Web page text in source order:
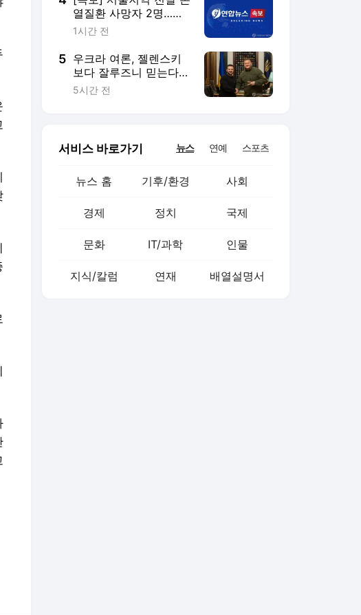
열질환 사망자 2명…올
해 최다
1시간 전
5 우크라 여론, 젤렌스키
보다 잘루즈니 믿는다…
대선 전망 안갯속
5시간 전
서비스 바로가기 뉴스 연예 스포츠
뉴스 홈 기후/환경 사회
경제 정치 국제
문화 IT/과학 인물
지식/칼럼 연재 배열설명서